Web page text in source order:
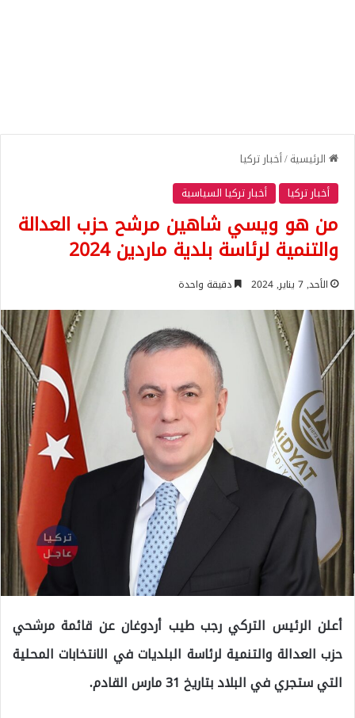
الرئيسية/أخبار تركيا
أخبار تركيا
أخبار تركيا السياسية
من هو ويسي شاهين مرشح حزب العدالة
والتنمية لرئاسة بلدية ماردين 2024
الأحد, 7 يناير, 2024 دقيقة واحدة
أعلن الرئيس التركي رجب طيب أردوغان عن قائمة مرشحي
حزب العدالة والتنمية لرئاسة البلديات في الانتخابات المحلية
التي ستجري في البلاد بتاريخ 31 مارس القادم.